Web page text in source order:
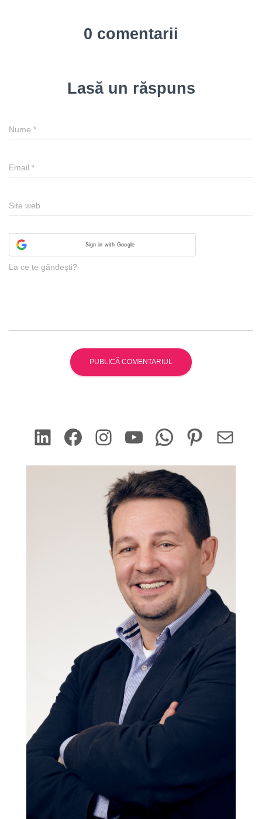
0 comentarii
Lasă un răspuns
Nume *
Email *
Site web
Sign in with Google
La ce te gândești?
LinkedIn Facebook Instagram YouTube WhatsApp Pinterest Mail